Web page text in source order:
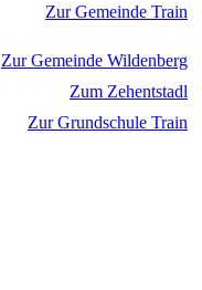
Zur Gemeinde Train
Zur Gemeinde Wildenberg
Zum Zehentstadl
Zur Grundschule Train